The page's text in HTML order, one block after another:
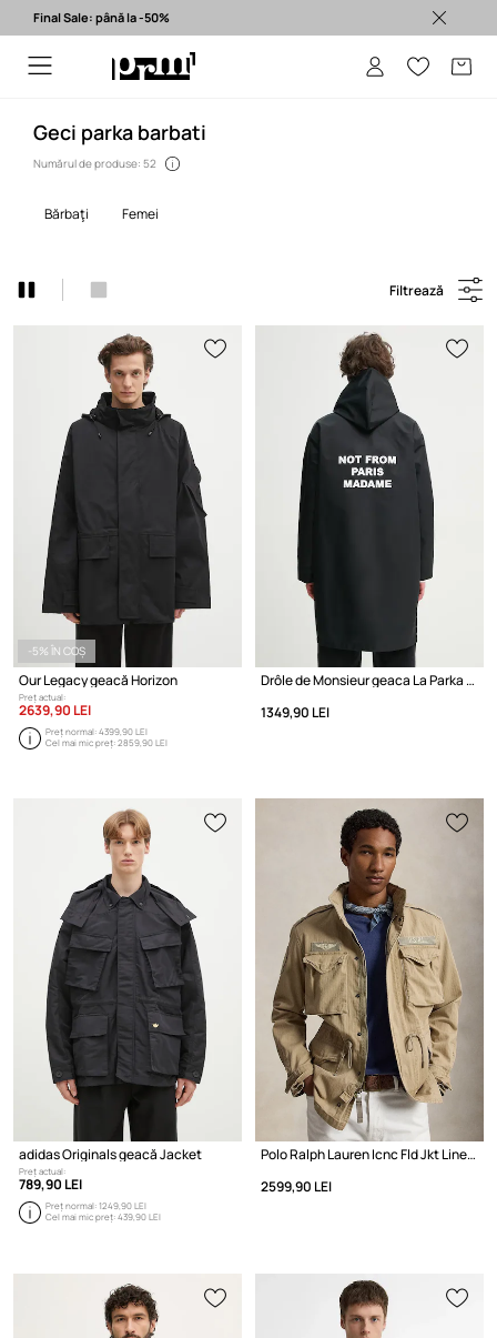
Final Sale: până la -50%
Geci parka barbati
Numărul de produse: 52
bărbaţi femei
Filtrează
-5% ÎN COȘ
Our Legacy geacă Horizon
Preț actual:
2639,90 LEI
Preț normal:4399,90 LEI
Cel mai mic preț:2859,90 LEI
Drôle de Monsieur geaca La Parka Slogan
1349,90 LEI
adidas Originals geacă Jacket
Preț actual:
789,90 LEI
Preț normal:1249,90 LEI
Cel mai mic preț:439,90 LEI
Polo Ralph Lauren Icnc Fld Jkt Lined Field geacă de tranziție din bumbac pentru bărbați
2599,90 LEI